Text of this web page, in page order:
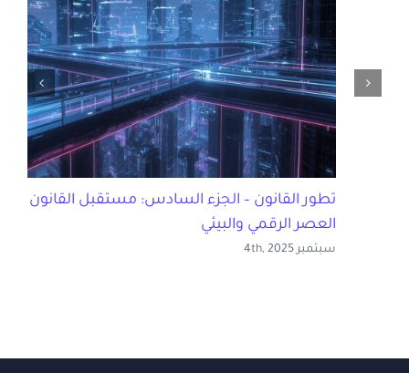
تطور القانون – الجزء السادس: مستقبل القانون في
العصر الرقمي والبيئي
سبتمبر 4th, 2025